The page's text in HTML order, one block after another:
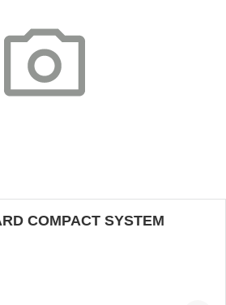
COMPACT SYSTEM